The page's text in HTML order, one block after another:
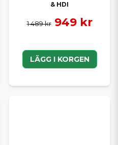
& HDI
1 489 kr 949 kr
LÄGG I KORGEN